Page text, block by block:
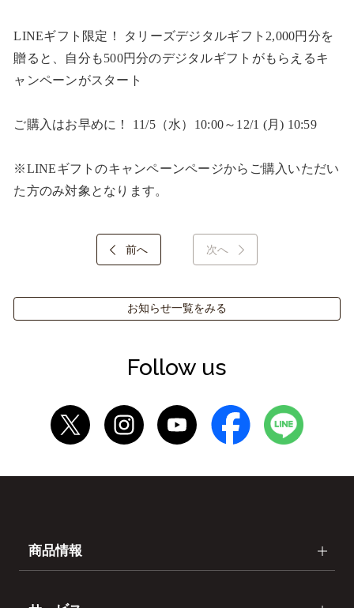
LINEギフト限定！ タリーズデジタルギフト2,000円分を
贈ると、自分も500円分のデジタルギフトがもらえるキ
ャンペーンがスタート​
ご購入はお早めに！ 11/5（水）10:00～12/1 (月) 10:59​
※LINEギフトのキャンペーンページからご購入いただい
た方のみ対象となります。​
前へ 次へ
お知らせ一覧をみる
Follow us
商品情報